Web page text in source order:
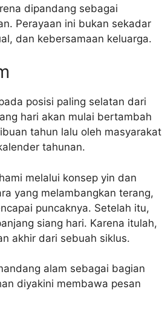
dipandang sebagai
Perayaan ini bukan sekadar
dan kebersamaan keluarga.
posisi paling selatan dari
hari akan mulai bertambah
tahun lalu oleh masyarakat
tahunan.
melalui konsep yin dan
yang melambangkan terang,
puncaknya. Setelah itu,
siang hari. Karena itulah,
akhir dari sebuah siklus.
alam sebagai bagian
diyakini membawa pesan